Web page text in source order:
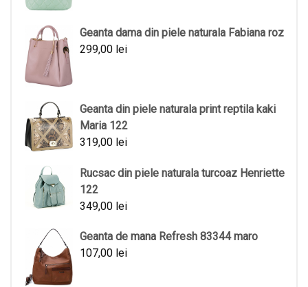
Geanta dama din piele naturala Fabiana roz
299,00 lei
Geanta din piele naturala print reptila kaki
Maria 122
319,00 lei
Rucsac din piele naturala turcoaz Henriette
122
349,00 lei
Geanta de mana Refresh 83344 maro
107,00 lei